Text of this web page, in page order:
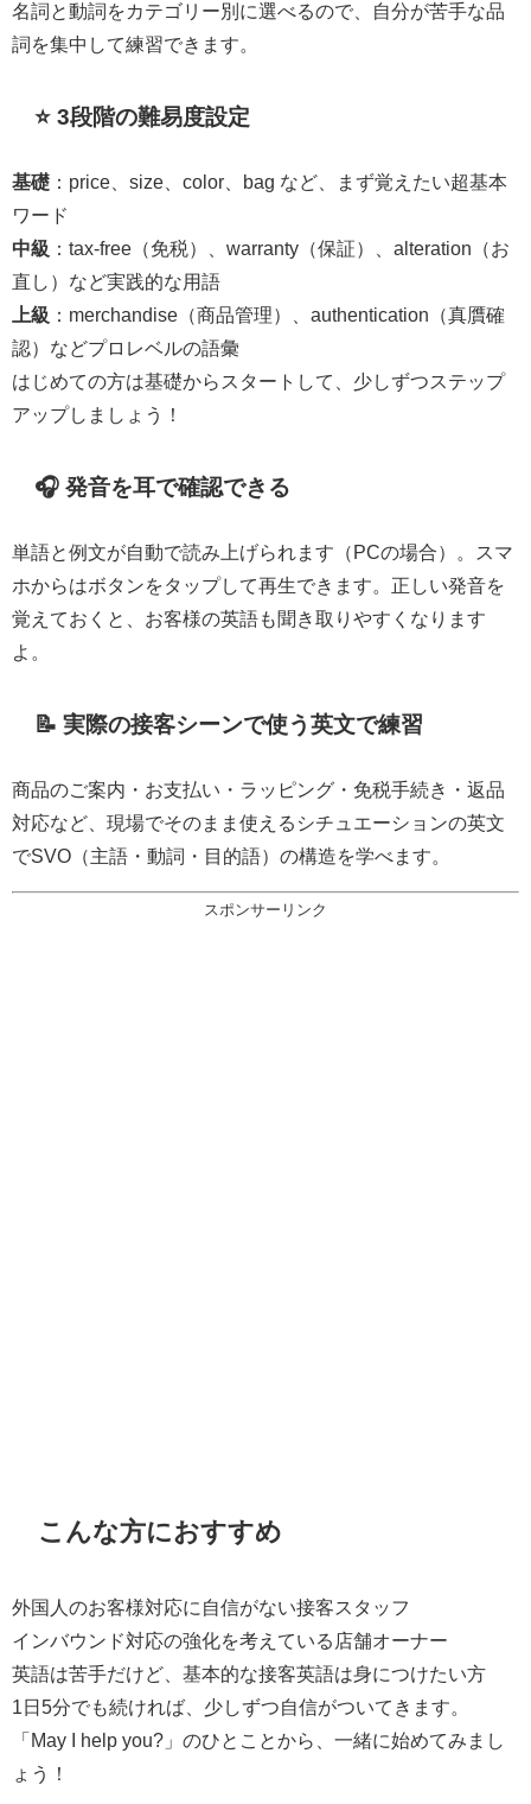
名詞と動詞をカテゴリー別に選べるので、自分が苦手な品
詞を集中して練習できます。
⭐ 3段階の難易度設定
基礎 ：price、size、color、bag など、まず覚えたい超基本
ワード
中級 ：tax-free（免税）、warranty（保証）、alteration（お
直し）など実践的な用語
上級 ：merchandise（商品管理）、authentication（真贋確
認）などプロレベルの語彙
はじめての方は基礎からスタートして、少しずつステップ
アップしましょう！
🎧 発音を耳で確認できる
単語と例文が自動で読み上げられます（PCの場合）。スマ
ホからはボタンをタップして再生できます。正しい発音を
覚えておくと、お客様の英語も聞き取りやすくなります
よ。
📝 実際の接客シーンで使う英文で練習
商品のご案内・お支払い・ラッピング・免税手続き・返品
対応など、現場でそのまま使えるシチュエーションの英文
でSVO（主語・動詞・目的語）の構造を学べます。
スポンサーリンク
こんな方におすすめ
外国人のお客様対応に自信がない接客スタッフ
インバウンド対応の強化を考えている店舗オーナー
英語は苦手だけど、基本的な接客英語は身につけたい方
1日5分でも続ければ、少しずつ自信がついてきます。
「May I help you?」のひとことから、一緒に始めてみまし
ょう！